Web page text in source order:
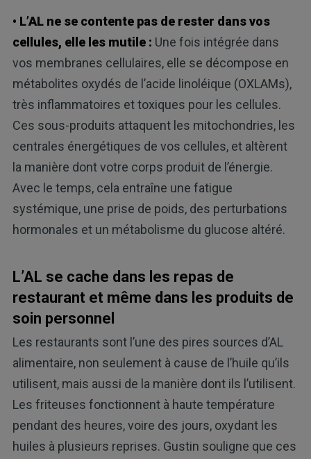
• L’AL ne se contente pas de rester dans vos
cellules, elle les mutile : Une fois intégrée dans
vos membranes cellulaires, elle se décompose en
métabolites oxydés de l’acide linoléique (OXLAMs),
très inflammatoires et toxiques pour les cellules.
Ces sous-produits attaquent les mitochondries, les
centrales énergétiques de vos cellules, et altèrent
la manière dont votre corps produit de l’énergie.
Avec le temps, cela entraîne une fatigue
systémique, une prise de poids, des perturbations
hormonales et un métabolisme du glucose altéré.
L’AL se cache dans les repas de
restaurant et même dans les produits de
soin personnel
Les restaurants sont l’une des pires sources d’AL
alimentaire, non seulement à cause de l’huile qu’ils
utilisent, mais aussi de la manière dont ils l’utilisent.
Les friteuses fonctionnent à haute température
pendant des heures, voire des jours, oxydant les
huiles à plusieurs reprises. Gustin souligne que ces